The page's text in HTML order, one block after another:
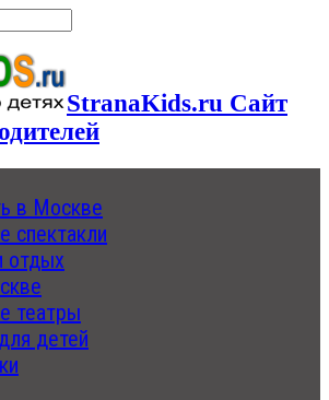
StranaKids.ru Сайт
в Москве
спектакли
отдых
театры
детей